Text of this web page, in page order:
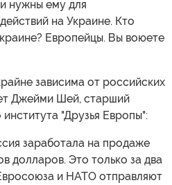
нужны ему для
на Украине. Кто
Европейцы. Вы воюете
зависима от российских
Джейми Шей, старший
"Друзья Европы":
заработала на продаже
долларов. Это только за два
и НАТО отправляют